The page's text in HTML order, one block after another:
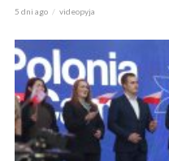
5 dni ago videopyja